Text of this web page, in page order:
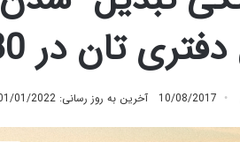
تان در 30 روز
10/08/2017 آخرین به روز رسانی: 01/01/2022